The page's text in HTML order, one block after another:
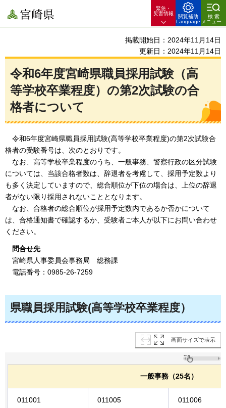
宮崎県
緊急・
災害情報
閲覧補助
Language
検索
メニュー
掲載開始日：2024年11月14日
更新日：2024年11月14日
令和6年度宮崎県職員採用試験（高
等学校卒業程度）の第2次試験の合
格者について
令和6年度宮崎県職員採用試験(高等学校卒業程度)の第2次試験合
格者の受験番号は、次のとおりです。
なお、高等学校卒業程度のうち、一般事務、警察行政の区分試験
については、当該合格者数は、辞退者を考慮して、採用予定数より
も多く決定していますので、総合順位が下位の場合は、上位の辞退
者がない限り採用されないこととなります。
なお 、合格者の総合順位が採用予定数内であるか否かについて
は、合格通知書で確認するか、受験者ご本人が以下にお問い合わせ
ください。
問合せ先
宮崎県人事委員会事務局 総務課
電話番号：0985-26-7259
県職員採用試験(高等学校卒業程度）
画面サイズで表示
一般事務（25名）
011001 011005 011006